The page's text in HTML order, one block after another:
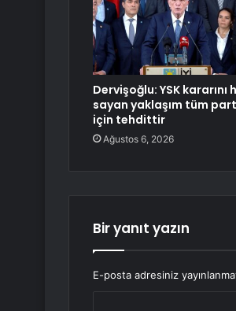
Dervişoğlu: YSK kararını
sayan yaklaşım tüm
için tehdittir
Ağustos 6, 2026
Bir yanıt yazın
E-posta adresiniz